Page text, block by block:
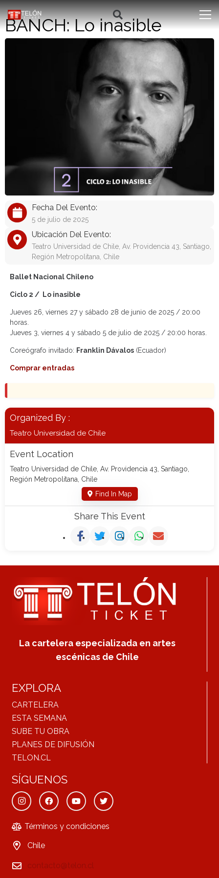
BANCH: Lo inasible
Fecha Del Evento:
5 de julio de 2025
Ubicación Del Evento:
Teatro Universidad de Chile, Av. Providencia 43, Santiago,
Región Metropolitana, Chile
Ballet Nacional Chileno
Ciclo 2 / Lo inasible
Jueves 26, viernes 27 y sábado 28 de junio de 2025 / 20:00
horas.
Jueves 3, viernes 4 y sábado 5 de julio de 2025 / 20:00 horas.
Coreógrafo invitado: Franklin Dávalos (Ecuador)
Comprar entradas
Organized By :
Teatro Universidad de Chile
Event Location
Teatro Universidad de Chile, Av. Providencia 43, Santiago,
Región Metropolitana, Chile
Find In Map
Share This Event
La cartelera especializada en artes
escénicas de Chile
EXPLORA
CARTELERA
ESTA SEMANA
SUBE TU OBRA
PLANES DE DIFUSIÓN
TELON.CL
SÍGUENOS
Términos y condiciones
Chile
contacto@telon.cl